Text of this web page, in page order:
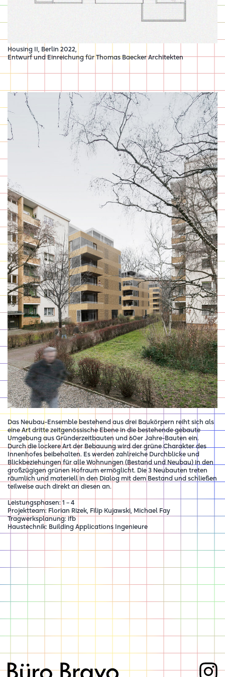
Housing II, Berlin 2022,
Entwurf und Einreichung fürThomas Baecker Architekten
Das Neubau-Ensemble bestehend aus drei Baukörpern reiht sich als
eine Art dritte zeitgenössische Ebene in die bestehende gebaute
Umgebung aus Gründerzeitbauten und 60er Jahre-Bauten ein.
Durch die lockere Art der Bebauung wird der grüne Charakter des
Innenhofes beibehalten. Es werden zahlreiche Durchblicke und
Blickbeziehungen für alle Wohnungen (Bestand und Neubau) in den
großzügigen grünen Hofraum ermöglicht. Die 3 Neubauten treten
räumlich und materiell in den Dialog mit dem Bestand und schließen
teilweise auch direkt an diesen an.
Leistungsphasen: 1 – 4
Projektteam: Florian Rizek, Filip Kujawski, Michael Fay
Tragwerksplanung: ifb
Haustechnik: Building Applications Ingenieure